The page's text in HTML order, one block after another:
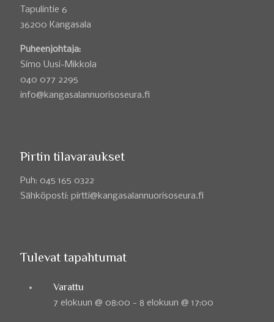
Tapulintie 6
36200 Kangasala
Puheenjohtaja:
Simo Uusi-Mikkola
040 077 2295
info@kangasalannuorisoseura.fi
Pirtin tilavaraukset
Puh: 045 165 0322
Sähköposti: pirtti@kangasalannuorisoseura.fi
Tulevat tapahtumat
Varattu
7 elokuun @ 08:00 - 8 elokuun @ 17:00